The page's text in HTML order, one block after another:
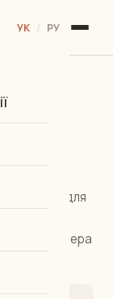
УК / РУ
простір для
атмосфера